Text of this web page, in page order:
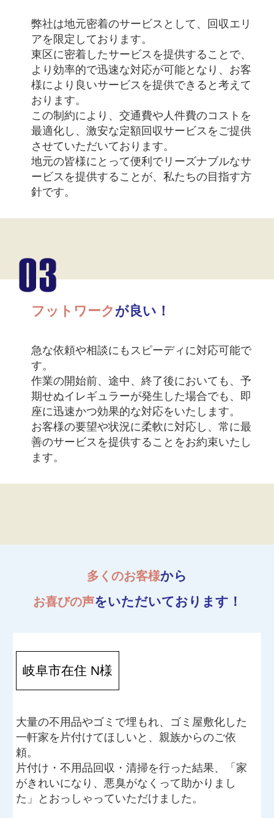
弊社は地元密着のサービスとして、回収エリ
アを限定しております。
東区に密着したサービスを提供することで、
より効率的で迅速な対応が可能となり、お客
様により良いサービスを提供できると考えて
おります。
この制約により、交通費や人件費のコストを
最適化し、激安な定額回収サービスをご提供
させていただいております。
地元の皆様にとって便利でリーズナブルなサ
ービスを提供することが、私たちの目指す方
針です。
フットワーク が良い！
急な依頼や相談にもスピーディに対応可能で
す。
作業の開始前、途中、終了後においても、予
期せぬイレギュラーが発生した場合でも、即
座に迅速かつ効果的な対応をいたします。
お客様の要望や状況に柔軟に対応し、常に最
善のサービスを提供することをお約束いたし
ます。
多くのお客様から
お喜びの声をいただいております！
岐阜市在住 N様
大量の不用品やゴミで埋もれ、ゴミ屋敷化した
一軒家を片付けてほしいと、親族からのご依
頼。
片付け・不用品回収・清掃を行った結果、「家
がきれいになり、悪臭がなくって助かりまし
た」とおっしゃっていただけました。